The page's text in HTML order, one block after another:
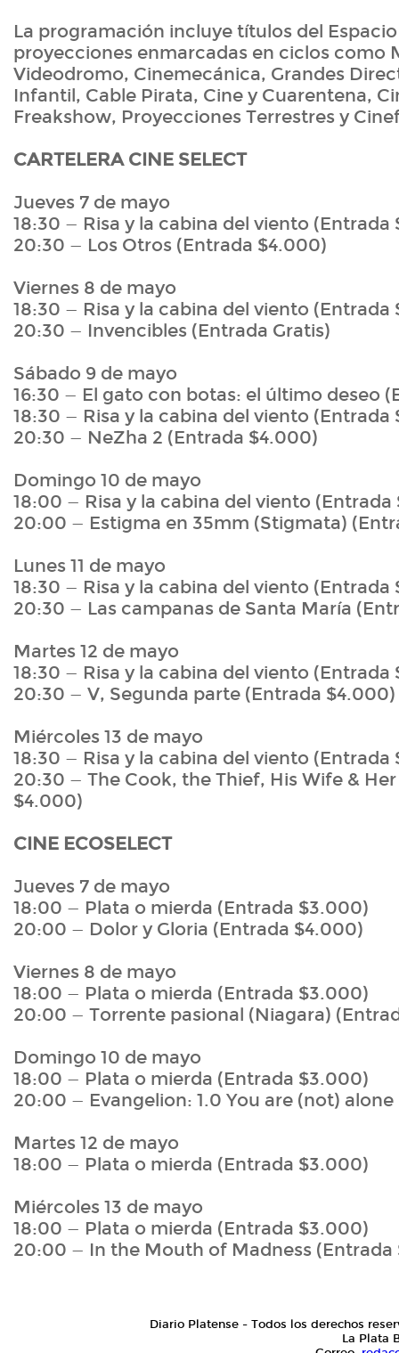
La programación incluye títulos del
proyecciones enmarcadas en ciclos como
Videodromo, Cinemecánica, Grandes
Infantil, Cable Pirata, Cine y Cuarentena,
Freakshow, Proyecciones Terrestres y
CARTELERA CINE SELECT
Jueves 7 de mayo
18:30 — Risa y la cabina del viento (Entrada
20:30 — Los Otros (Entrada $4.000)
Viernes 8 de mayo
18:30 — Risa y la cabina del viento
20:30 — Invencibles (Entrada Gratis)
Sábado 9 de mayo
16:30 — El gato con botas: el último deseo
18:30 — Risa y la cabina del viento
20:30 — NeZha 2 (Entrada $4.000)
Domingo 10 de mayo
18:00 — Risa y la cabina del viento
20:00 — Estigma en 35mm (Stigmata)
Lunes 11 de mayo
18:30 — Risa y la cabina del viento
20:30 — Las campanas de Santa María
Martes 12 de mayo
18:30 — Risa y la cabina del viento
20:30 — V, Segunda parte (Entrada $4.000)
Miércoles 13 de mayo
18:30 — Risa y la cabina del viento (Entrada
20:30 — The Cook, the Thief, His Wife &
$4.000)
CINE ECOSELECT
Jueves 7 de mayo
18:00 — Plata o mierda (Entrada $3.000)
20:00 — Dolor y Gloria (Entrada $4.000)
Viernes 8 de mayo
18:00 — Plata o mierda (Entrada $3.000)
20:00 — Torrente pasional (Niagara)
Domingo 10 de mayo
18:00 — Plata o mierda (Entrada $3.000)
20:00 — Evangelion: 1.0 You are (not)
Martes 12 de mayo
18:00 — Plata o mierda (Entrada $3.000)
Miércoles 13 de mayo
18:00 — Plata o mierda (Entrada $3.000)
20:00 — In the Mouth of Madness
Diario Platense - Todos los derechos
La Plata